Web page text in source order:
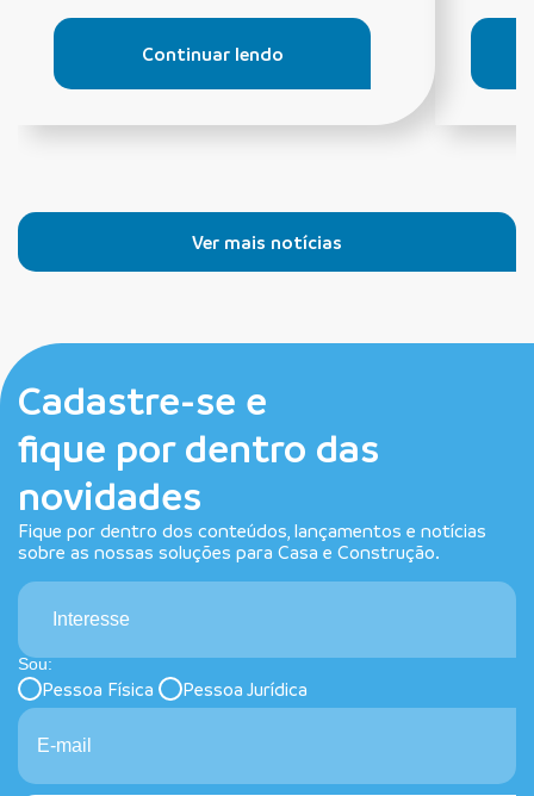
Continuar lendo
Ver mais notícias
Cadastre-se e
fique por dentro das
novidades
Fique por dentro dos conteúdos, lançamentos e notícias
sobre as nossas soluções para Casa e Construção.
Interesse
Sou:
Pessoa Física Pessoa Jurídica